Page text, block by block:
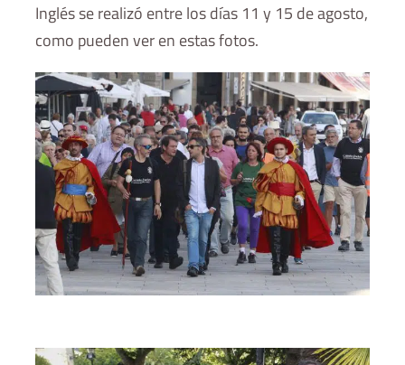
Inglés se realizó entre los días 11 y 15 de agosto,
como pueden ver en estas fotos.